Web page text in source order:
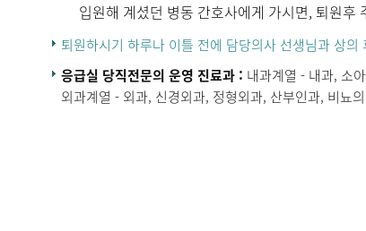
입원해 계셨던 병동 간호사에게 가시면, 퇴원
퇴원하시기 하루나 이틀 전에 담당의사 선생님과 상
응급실 당직전문의 운영 진료과 : 내과계열 - 내과, 소
외과계열 - 외과, 신경외과, 정형외과, 산부인과, 비뇨